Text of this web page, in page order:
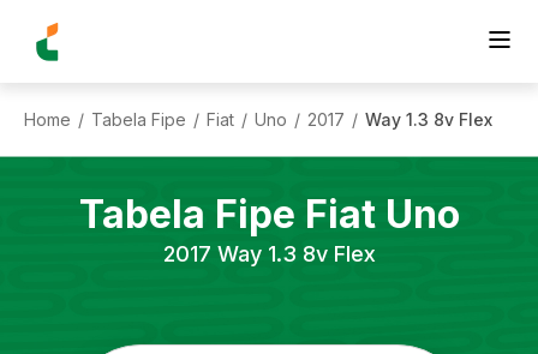
Home / Tabela Fipe / Fiat / Uno / 2017 / Way 1.3 8v Flex
Tabela Fipe Fiat Uno
2017 Way 1.3 8v Flex